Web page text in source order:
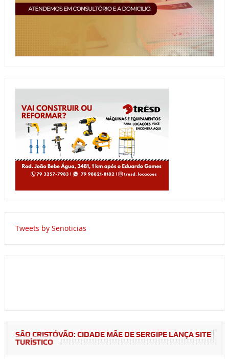
Tweets by Senoticias
SÃO CRISTÓVÃO: CIDADE MÃE DE SERGIPE LANÇA SITE
TURÍSTICO